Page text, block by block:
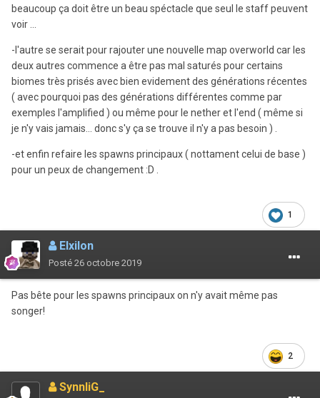
beaucoup ça doit être un beau spéctacle que seul le staff peuvent
voir ...
-l'autre se serait pour rajouter une nouvelle map overworld car les
deux autres commence a être pas mal saturés pour certains
biomes très prisés avec bien evidement des générations récentes
( avec pourquoi pas des générations différentes comme par
exemples l'amplified ) ou même pour le nether et l'end ( même si
je n'y vais jamais... donc s'y ça se trouve il n'y a pas besoin ) .
-et enfin refaire les spawns principaux ( nottament celui de base )
pour un peux de changement :D .
1
Elxilon
Posté 26 octobre 2019
Pas bête pour les spawns principaux on n'y avait même pas
songer!
2
SynnliG_